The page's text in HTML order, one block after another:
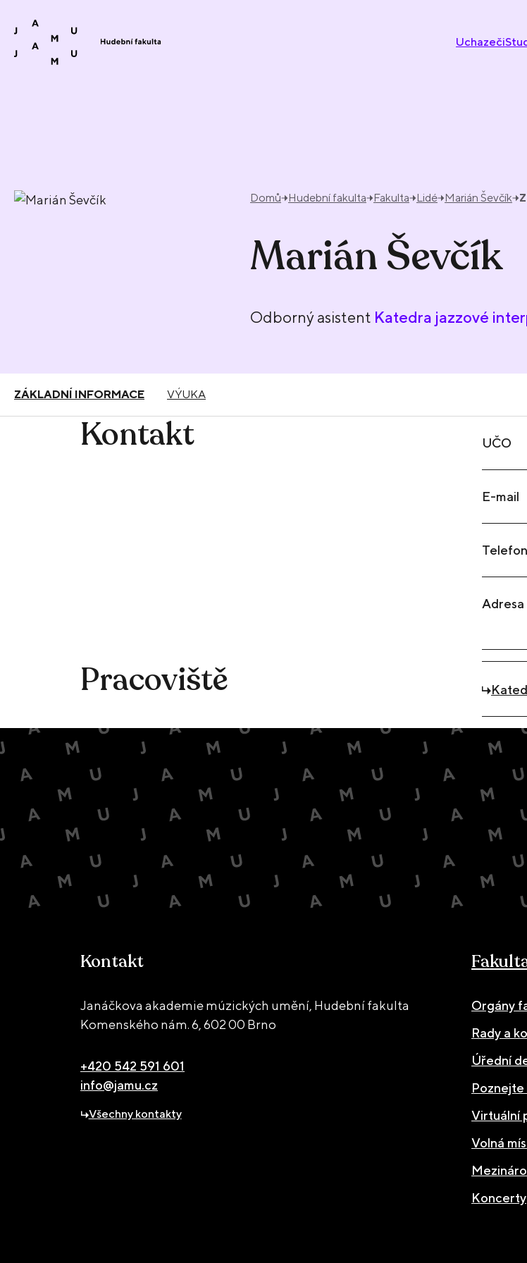
Uchazeči
Domů Hudební fakulta Fakulta Lidé Marián Ševčík
Marián Ševčík
Odborný asistent Katedra jazzové
ZÁKLADNÍ INFORMACE VÝUKA
Kontakt UČO
E-mail
Telefon
Adresa
Pracoviště
Kontakt
Janáčkova akademie múzických umění, Hudební fakulta
Komenského nám. 6,602 00 Brno
+420 542 591 601
info@jamu.cz
Všechny kontakty
Orgány
Rady a
Úřední
Virtuální
Volná
Koncerty